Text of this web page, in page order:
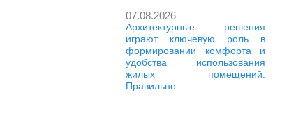
07.08.2026
Архитектурные решения
играют ключевую роль в
формировании комфорта и
удобства использования
жилых помещений.
Правильно...